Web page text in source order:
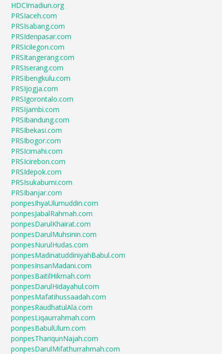
HDCImadiun.org
PRSIaceh.com
PRSIsabang.com
PRSIdenpasar.com
PRSIcilegon.com
PRSItangerang.com
PRSIserang.com
PRSIbengkulu.com
PRSIjogja.com
PRSIgorontalo.com
PRSIjambi.com
PRSIbandung.com
PRSIbekasi.com
PRSIbogor.com
PRSIcimahi.com
PRSIcirebon.com
PRSIdepok.com
PRSIsukabumi.com
PRSIbanjar.com
ponpesIhyaUlumuddin.com
ponpesJabalRahmah.com
ponpesDarulKhairat.com
ponpesDarulMuhsinin.com
ponpesNurulHudas.com
ponpesMadinatuddiniyahBabul.com
ponpesInsanMadani.com
ponpesBaitilHikmah.com
ponpesDarulHidayahul.com
ponpesMafatihussaadah.com
ponpesRaudhatulAla.com
ponpesLiqaurrahmah.com
ponpesBabulUlum.com
ponpesThariqunNajah.com
ponpesDarulMifathurrahmah.com